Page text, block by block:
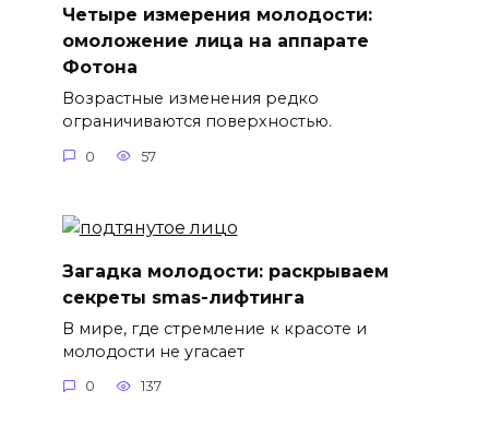
Четыре измерения молодости:
омоложение лица на аппарате
Фотона
Возрастные изменения редко
ограничиваются поверхностью.
0 57
Загадка молодости: раскрываем
секреты smas-лифтинга
В мире, где стремление к красоте и
молодости не угасает
0 137